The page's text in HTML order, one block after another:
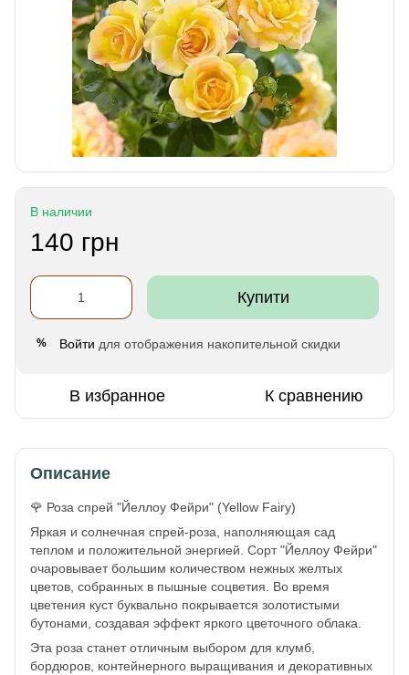
В наличии
140 грн
Купити
% Войти для отображения накопительной скидки
В избранное К сравнению
Описание
🌹 Роза спрей "Йеллоу Фейри" (Yellow Fairy)
Яркая и солнечная спрей-роза, наполняющая сад
теплом и положительной энергией. Сорт "Йеллоу Фейри"
очаровывает большим количеством нежных желтых
цветов, собранных в пышные соцветия. Во время
цветения куст буквально покрывается золотистыми
бутонами, создавая эффект яркого цветочного облака.
Эта роза станет отличным выбором для клумб,
бордюров, контейнерного выращивания и декоративных